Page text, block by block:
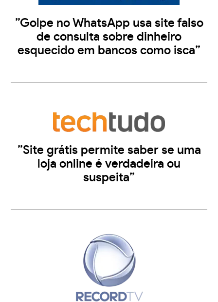
”Golpe no WhatsApp usa site falso
de consulta sobre dinheiro
esquecido em bancos como isca”
”Site grátis permite saber se uma
loja online é verdadeira ou
suspeita”